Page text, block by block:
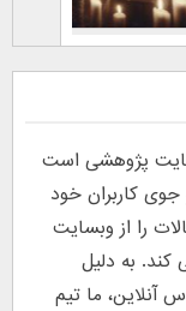
پژوهشی است
کاربران خود
را از وبسایت
کند. به دلیل
آنلاین، ما تیم